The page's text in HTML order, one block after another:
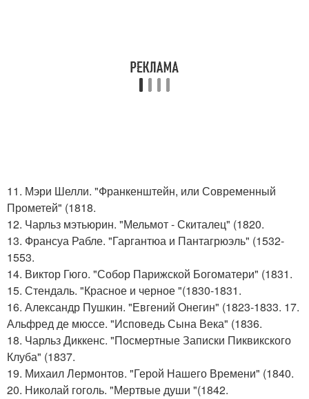
11. Мэри Шелли. "Франкенштейн, или Современный
Прометей" (1818.
12. Чарльз мэтьюрин. "Мельмот - Скиталец" (1820.
13. Франсуа Рабле. "Гаргантюа и Пантагрюэль" (1532-
1553.
14. Виктор Гюго. "Собор Парижской Богоматери" (1831.
15. Стендаль. "Красное и черное "(1830-1831.
16. Александр Пушкин. "Евгений Онегин" (1823-1833. 17.
Альфред де мюссе. "Исповедь Сына Века" (1836.
18. Чарльз Диккенс. "Посмертные Записки Пиквикского
Клуба" (1837.
19. Михаил Лермонтов. "Герой Нашего Времени" (1840.
20. Николай гоголь. "Мертвые души "(1842.